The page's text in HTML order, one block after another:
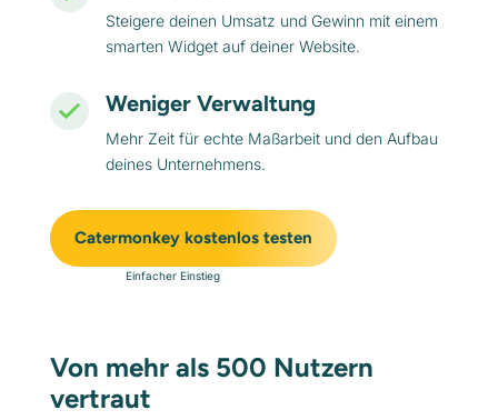
Steigere deinen Umsatz und Gewinn mit einem
smarten Widget auf deiner Website.
Weniger Verwaltung
Mehr Zeit für echte Maßarbeit und den Aufbau
deines Unternehmens.
Catermonkey kostenlos testen
Einfacher Einstieg
Von mehr als 500 Nutzern
vertraut